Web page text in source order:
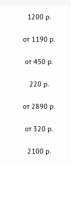
1200 р.
от 1190 р.
от 450 р.
220 р.
от 2890 р.
от 320 р.
2100 р.